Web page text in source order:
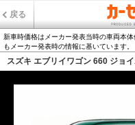
戻る
新車時価格はメーカー発表当時の車両本
もメーカー発表時の情報に基いています。
スズキ エブリイワゴン 660 ジョ